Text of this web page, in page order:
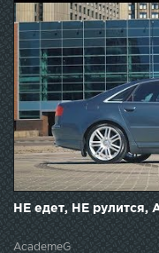
НЕ едет, НЕ рулится,
AcademeG